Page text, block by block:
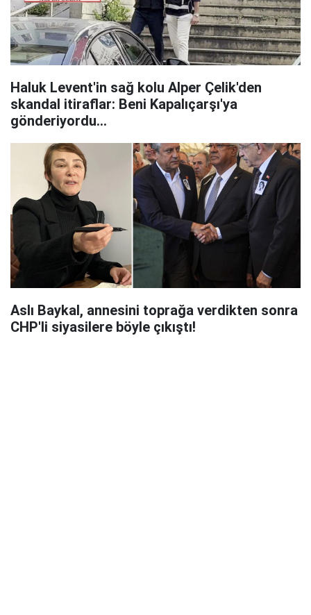
Haluk Levent'in sağ kolu Alper Çelik'den
skandal itiraflar: Beni Kapalıçarşı'ya
gönderiyordu...
Aslı Baykal, annesini toprağa verdikten sonra
CHP'li siyasilere böyle çıkıştı!